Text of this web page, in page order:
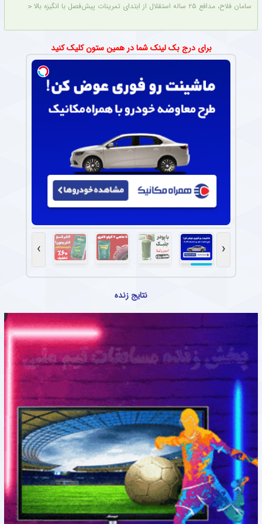
سامان فلاح، مدافع ۲۵ ساله استقلال از ابتدای تمرینات پیش‌فصل با انگیزه بالا حاضر بوده و پیراهن شماره ۶ را در استقلال انتخاب کرده است. فلاح امیدوار است با درخشش در ترکیب آبی‌پوشان، اعتماد بختیاری‌زاده را جلب کرده و به جام ملت‌های آسیا برسد.
برای درج بک لینک شما در همین ستون کلیک کنید
‹
›
نتایج زنده